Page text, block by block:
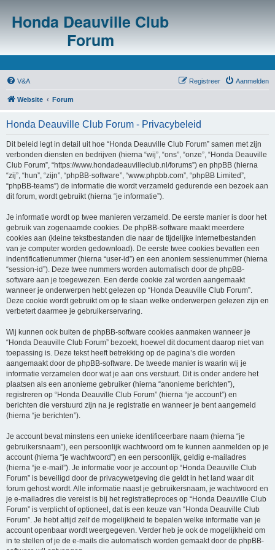
Honda Deauville Club
Forum
V&A Aanmelden
Registreer
Website Forum
Honda Deauville Club Forum - Privacybeleid
Dit beleid legt in detail uit hoe “Honda Deauville Club Forum” samen met zijn
verbonden diensten en bedrijven (hierna “wij”, “ons”, “onze”, “Honda Deauville
Club Forum”, “https://www.hondadeauvilleclub.nl/forums”) en phpBB (hierna
“zij”, “hun”, “zijn”, “phpBB-software”, “www.phpbb.com”, “phpBB Limited”,
“phpBB-teams”) de informatie die wordt verzameld gedurende een bezoek aan
dit forum, wordt gebruikt (hierna “je informatie”).
Je informatie wordt op twee manieren verzameld. De eerste manier is door het
gebruik van zogenaamde cookies. De phpBB-software maakt meerdere
cookies aan (kleine tekstbestanden die naar de tijdelijke internetbestanden
van je computer worden gedownload). De eerste twee cookies bevatten een
indentificatienummer (hierna “user-id”) en een anoniem sessienummer (hierna
“session-id”). Deze twee nummers worden automatisch door de phpBB-
software aan je toegewezen. Een derde cookie zal worden aangemaakt
wanneer je onderwerpen hebt gelezen op “Honda Deauville Club Forum”.
Deze cookie wordt gebruikt om op te slaan welke onderwerpen gelezen zijn en
verbetert daarmee je gebruikerservaring.
Wij kunnen ook buiten de phpBB-software cookies aanmaken wanneer je
“Honda Deauville Club Forum” bezoekt, hoewel dit document daarop niet van
toepassing is. Deze tekst heeft betrekking op de pagina’s die worden
aangemaakt door de phpBB-software. De tweede manier is waarin wij je
informatie verzamelen door wat je aan ons verstuurt. Dit is onder andere het
plaatsen als een anonieme gebruiker (hierna “anonieme berichten”),
registreren op “Honda Deauville Club Forum” (hierna “je account”) en
berichten die verstuurd zijn na je registratie en wanneer je bent aangemeld
(hierna “je berichten”).
Je account bevat minstens een unieke identificeerbare naam (hierna “je
gebruikersnaam”), een persoonlijk wachtwoord om te kunnen aanmelden op je
account (hierna “je wachtwoord”) en een persoonlijk, geldig e-mailadres
(hierna “je e-mail”). Je informatie voor je account op “Honda Deauville Club
Forum” is beveiligd door de privacywetgeving die geldt in het land waar dit
forum gehost wordt. Alle informatie naast je gebruikersnaam, je wachtwoord en
je e-mailadres die vereist is bij het registratieproces op “Honda Deauville Club
Forum” is verplicht of optioneel, dat is een keuze van “Honda Deauville Club
Forum”. Je hebt altijd zelf de mogelijkheid te bepalen welke informatie van je
account openbaar wordt weergegeven. Verder heb je ook de mogelijkheid om
in te stellen of je de e-mails die automatisch worden gemaakt door de phpBB-